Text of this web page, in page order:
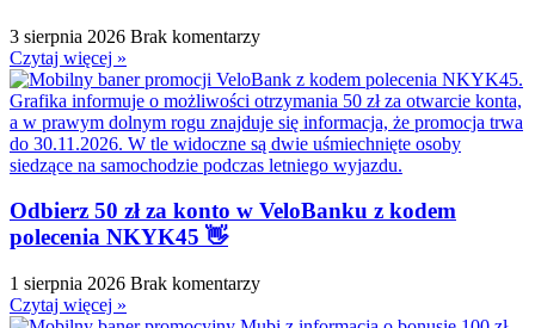
3 sierpnia 2026 Brak komentarzy
Czytaj więcej »
Odbierz 50 zł za konto w VeloBanku z kodem
polecenia NKYK45 👋
1 sierpnia 2026 Brak komentarzy
Czytaj więcej »